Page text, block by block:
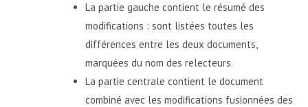
La partie gauche contient le résumé des
modifications : sont listées toutes les
différences entre les deux documents,
marquées du nom des relecteurs.
La partie centrale contient le document
combiné avec les modifications fusionnées des